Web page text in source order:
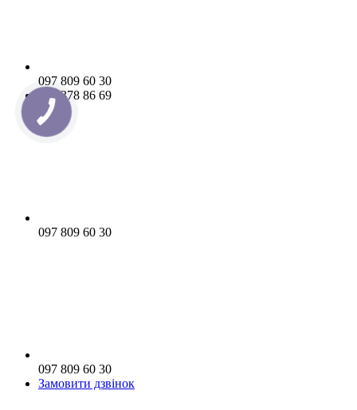
097 809 60 30
066 378 86 69
097 809 60 30
097 809 60 30
Замовити дзвінок